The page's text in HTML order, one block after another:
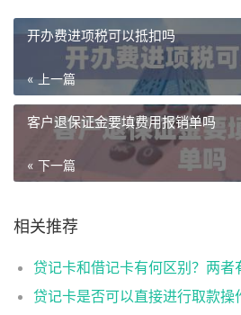
开办费进项税可以抵扣吗
« 上一篇
客户退保证金要填费用报销单吗
« 下一篇
相关推荐
贷记卡和借记卡有何区别？两者
贷记卡是否可以直接进行取款操